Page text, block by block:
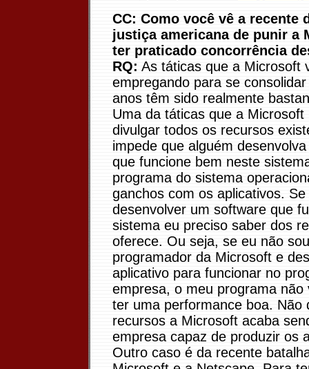
CC: Como você vê a recente
justiça americana de punir a
ter praticado concorrência
RQ: As táticas que a Microsoft
empregando para se
anos têm sido realmente
Uma da táticas que a Microsoft
divulgar todos os recursos
impede que alguém
que funcione bem neste
programa do sistema
ganchos com os aplicativos.
desenvolver um software que
sistema eu preciso saber dos
oferece. Ou seja, se eu não
programador da Microsoft e
aplicativo para funcionar no
empresa, o meu programa não
ter uma performance boa. Não
recursos a Microsoft acaba
empresa capaz de produzir os
Outro caso é da recente